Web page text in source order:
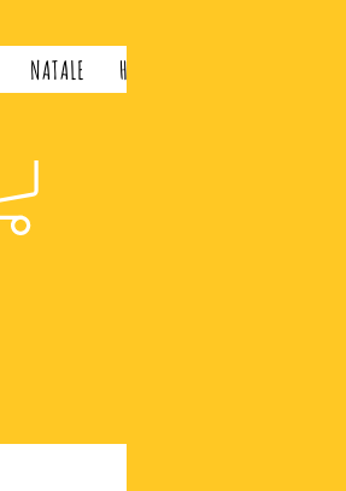
NATALE H&H LIFESTYLE